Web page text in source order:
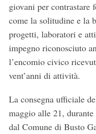
giovani per contrastare
come la solitudine e la
progetti, laboratori e
impegno riconosciuto
l’encomio civico
vent’anni di attività.
La consegna ufficiale
maggio alle 21,
dal Comune di Busto